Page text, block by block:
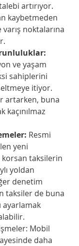
artırıyor.
kaybetmeden
varış noktalarına
ve yaşam
sahiplerini
itiyor.
artarken, buna
kaçınılmaz
Resmi
yeni
taksilerin
yoldan
denetim
taksiler de buna
ayarlamak
Mobil
daha